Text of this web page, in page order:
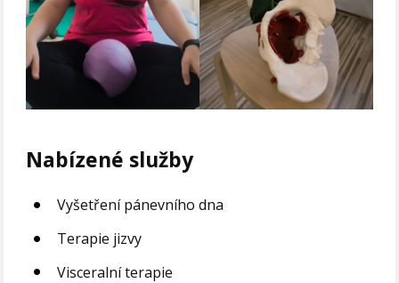
Nabízené služby
Vyšetření pánevního dna
Terapie jizvy
Visceralní terapie